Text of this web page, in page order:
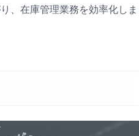
、在庫管理業務を効率化し